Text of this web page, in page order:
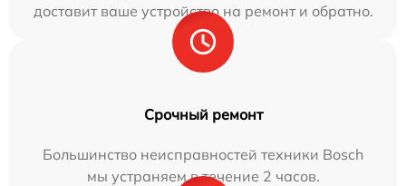
доставит ваше устройство на ремонт и обратно.
Срочный ремонт
Большинство неисправностей техники Bosch
мы устраняем в течение 2 часов.